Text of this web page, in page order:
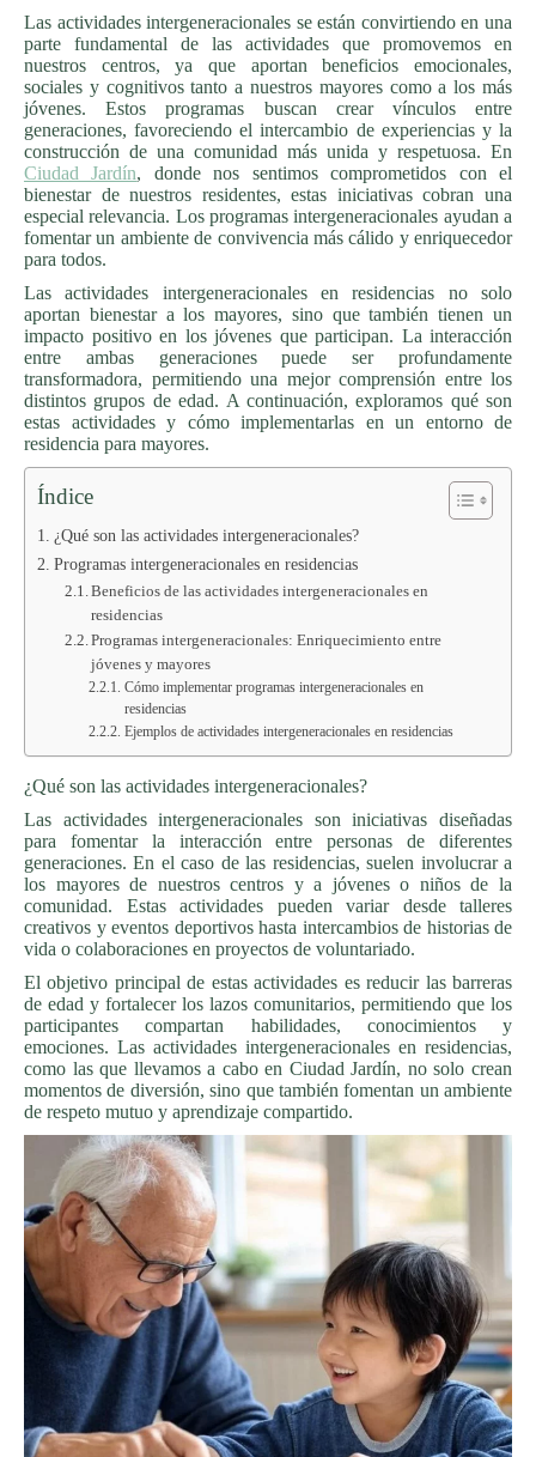
Las actividades intergeneracionales se están convirtiendo en una
parte fundamental de las actividades que promovemos en
nuestros centros, ya que aportan beneficios emocionales,
sociales y cognitivos tanto a nuestros mayores como a los más
jóvenes. Estos programas buscan crear vínculos entre
generaciones, favoreciendo el intercambio de experiencias y la
construcción de una comunidad más unida y respetuosa. En
Ciudad Jardín, donde nos sentimos comprometidos con el
bienestar de nuestros residentes, estas iniciativas cobran una
especial relevancia. Los programas intergeneracionales ayudan a
fomentar un ambiente de convivencia más cálido y enriquecedor
para todos.
Las actividades intergeneracionales en residencias no solo
aportan bienestar a los mayores, sino que también tienen un
impacto positivo en los jóvenes que participan. La interacción
entre ambas generaciones puede ser profundamente
transformadora, permitiendo una mejor comprensión entre los
distintos grupos de edad. A continuación, exploramos qué son
estas actividades y cómo implementarlas en un entorno de
residencia para mayores.
Índice
¿Qué son las actividades intergeneracionales?
Programas intergeneracionales en residencias
Beneficios de las actividades intergeneracionales en
residencias
Programas intergeneracionales: Enriquecimiento entre
jóvenes y mayores
Cómo implementar programas intergeneracionales en
residencias
Ejemplos de actividades intergeneracionales en residencias
¿Qué son las actividades intergeneracionales?
Las actividades intergeneracionales son iniciativas diseñadas
para fomentar la interacción entre personas de diferentes
generaciones. En el caso de las residencias, suelen involucrar a
los mayores de nuestros centros y a jóvenes o niños de la
comunidad. Estas actividades pueden variar desde talleres
creativos y eventos deportivos hasta intercambios de historias de
vida o colaboraciones en proyectos de voluntariado.
El objetivo principal de estas actividades es reducir las barreras
de edad y fortalecer los lazos comunitarios, permitiendo que los
participantes compartan habilidades, conocimientos y
emociones. Las actividades intergeneracionales en residencias,
como las que llevamos a cabo en Ciudad Jardín, no solo crean
momentos de diversión, sino que también fomentan un ambiente
de respeto mutuo y aprendizaje compartido.